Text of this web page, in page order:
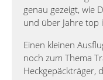
genau gezeigt, wie
und über Jahre top
Einen kleinen
noch zum Thema
Heckgepäckträger,